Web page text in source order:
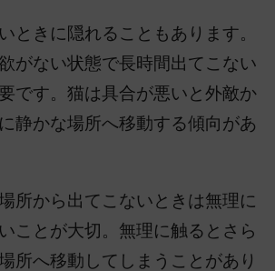
ときに隠れることもあります。
がない状態で長時間出てこない
です。猫は具合が悪いと外敵か
静かな場所へ移動する傾向があ
所から出てこないときは無理に
ことが大切。無理に触るとさら
所へ移動してしまうことがあり